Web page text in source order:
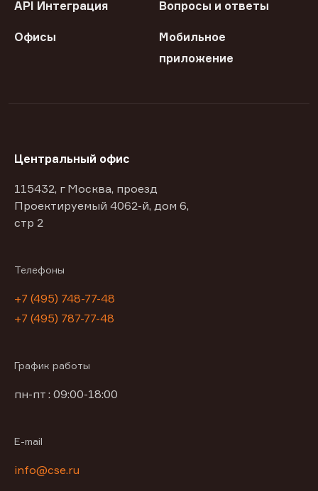
API Интеграция Вопросы и ответы
Офисы
Мобильное
приложение
Центральный офис
115432, г Москва, проезд
Проектируемый 4062-й, дом 6,
стр 2
Телефоны
+7 (495) 748-77-48
+7 (495) 787-77-48
График работы
пн-пт : 09:00-18:00
E-mail
info@cse.ru